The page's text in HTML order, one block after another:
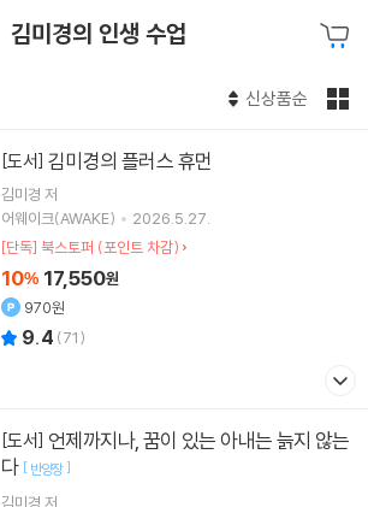
김미경의 인생 수업
신상품순
[도서] 김미경의 플러스 휴먼
김미경 저
어웨이크(AWAKE)
2026.5.27.
[단독] 북스토퍼 (포인트 차감)
10% 17,550원
970원
9.4 (71)
[도서]
다 [ 반양장]
김미경 저